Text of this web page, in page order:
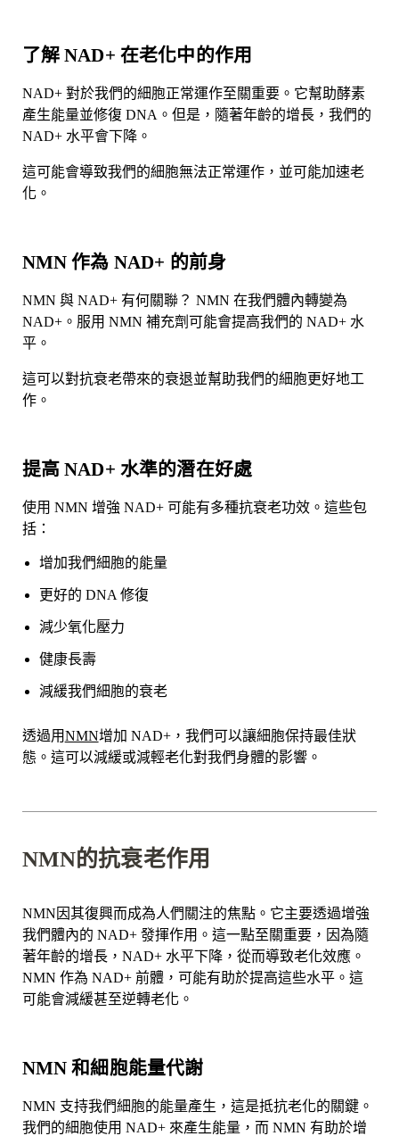
了解 NAD+ 在老化中的作用
NAD+ 對於我們的細胞正常運作至關重要。它幫助酵素
產生能量並修復 DNA。但是，隨著年齡的增長，我們的
NAD+ 水平會下降。
這可能會導致我們的細胞無法正常運作，並可能加速老
化。
NMN 作為 NAD+ 的前身
NMN 與 NAD+ 有何關聯？ NMN 在我們體內轉變為
NAD+。服用 NMN 補充劑可能會提高我們的 NAD+ 水
平。
這可以對抗衰老帶來的衰退並幫助我們的細胞更好地工
作。
提高 NAD+ 水準的潛在好處
使用 NMN 增強 NAD+ 可能有多種抗衰老功效。這些包
括：
增加我們細胞的能量
更好的 DNA 修復
減少氧化壓力
健康長壽
減緩我們細胞的衰老
透過用NMN增加 NAD+，我們可以讓細胞保持最佳狀
態。這可以減緩或減輕老化對我們身體的影響。
NMN的抗衰老作用
NMN因其復興而成為人們關注的焦點。它主要透過增強
我們體內的 NAD+ 發揮作用。這一點至關重要，因為隨
著年齡的增長，NAD+ 水平下降，從而導致老化效應。
NMN 作為 NAD+ 前體，可能有助於提高這些水平。這
可能會減緩甚至逆轉老化。
NMN 和細胞能量代謝
NMN 支持我們細胞的能量產生，這是抵抗老化的關鍵。
我們的細胞使用 NAD+ 來產生能量，而 NMN 有助於增